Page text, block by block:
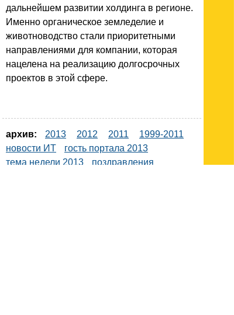
дальнейшем развитии холдинга в регионе.
Именно органическое земледелие и
животноводство стали приоритетными
направлениями для компании, которая
нацелена на реализацию долгосрочных
проектов в этой сфере.
архив: 2013 2012 2011
1999-2011
новости ИТ
гость портала 2013
тема недели 2013
поздравления